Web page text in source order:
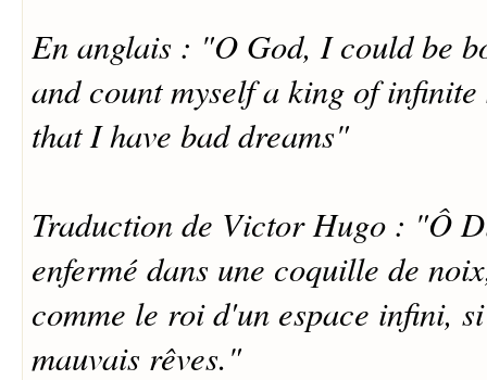
En anglais : "O God, I could be
and count myself a king of
that I have bad dreams"
Traduction de Victor Hugo : "Ô
enfermé dans une coquille de
comme le roi d'un espace infini,
mauvais rêves."